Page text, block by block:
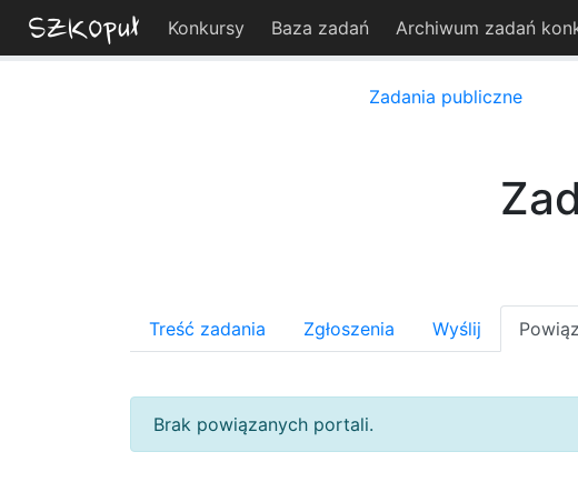
Konkursy Baza zadań Archiwum zadań
Zadania publiczne
Treść zadania Zgłoszenia Wyślij
Brak powiązanych portali.